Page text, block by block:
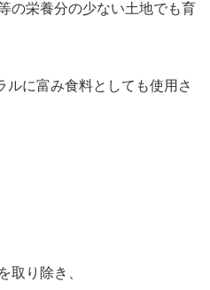
の栄養分の少ない土地でも育
に富み食料としても使用さ
取り除き、